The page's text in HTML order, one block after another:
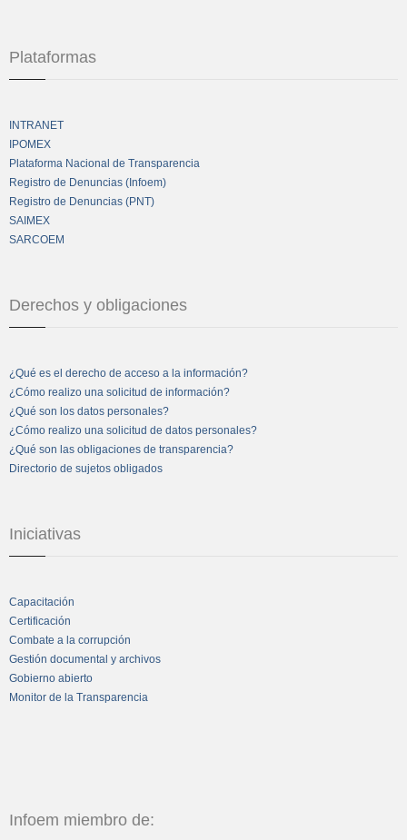
Plataformas
INTRANET
IPOMEX
Plataforma Nacional de Transparencia
Registro de Denuncias (Infoem)
Registro de Denuncias (PNT)
SAIMEX
SARCOEM
Derechos y obligaciones
¿Qué es el derecho de acceso a la información?
¿Cómo realizo una solicitud de información?
¿Qué son los datos personales?
¿Cómo realizo una solicitud de datos personales?
¿Qué son las obligaciones de transparencia?
Directorio de sujetos obligados
Iniciativas
Capacitación
Certificación
Combate a la corrupción
Gestión documental y archivos
Gobierno abierto
Monitor de la Transparencia
Infoem miembro de: